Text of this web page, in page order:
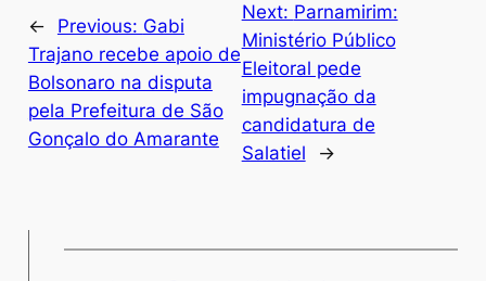
← Previous: Gabi
Trajano recebe apoio de
Bolsonaro na disputa
pela Prefeitura de São
Gonçalo do Amarante
Next: Parnamirim:
Ministério Público
Eleitoral pede
impugnação da
candidatura de
Salatiel
→